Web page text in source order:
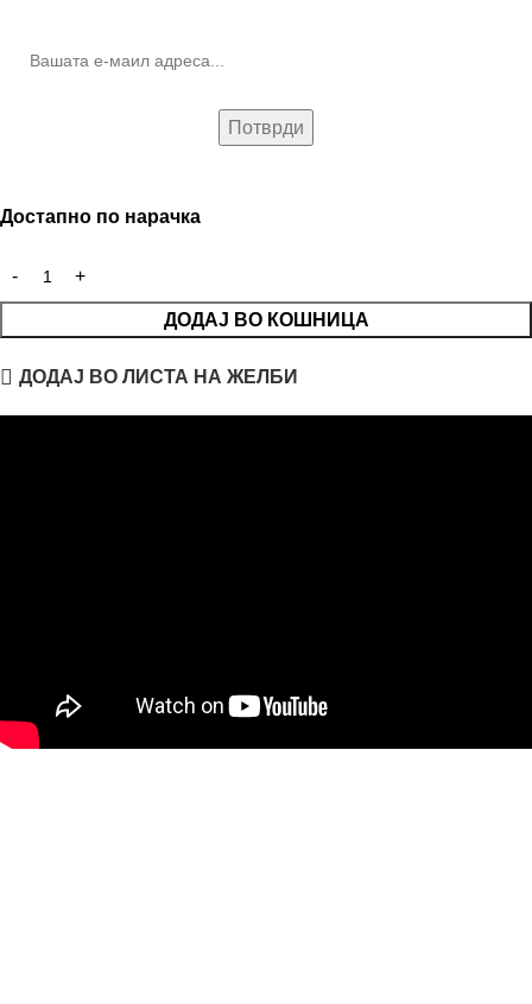
Достапно по нарачка
ДОДАЈ ВО КОШНИЦА
ДОДАЈ ВО ЛИСТА НА ЖЕЛБИ